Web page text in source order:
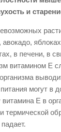
и
в печени, в
витамином Е
могут в
Е в
термической